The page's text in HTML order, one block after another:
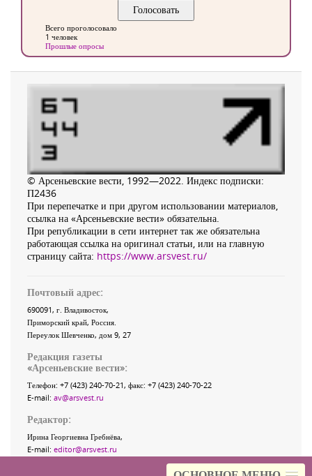
Всего проголосовало
1 человек
Прошлые опросы
© Арсеньевские вести, 1992—2022. Индекс подписки:
П2436
При перепечатке и при другом использовании материалов,
ссылка на «Арсеньевские вести» обязательна.
При републикации в сети интернет так же обязательна
работающая ссылка на оригинал статьи, или на главную
страницу сайта: https://www.arsvest.ru/
Почтовый адрес:
690091, г. Владивосток,
Приморский край, Россия.
Переулок Шевченко, дом 9, 27
Редакция газеты
«Арсеньевские вести»:
Телефон: +7 (423) 240-70-21, факс: +7 (423) 240-70-22
E-mail: av@arsvest.ru
Редактор:
Ирина Георгиевна Гребнёва,
E-mail: editor@arsvest.ru
Собственный корреспондент «АВ»